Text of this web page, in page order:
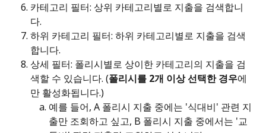
카테고리 필터: 상위 카테고리별로 지출을 검색합니
다.
하위 카테고리 필터: 하위 카테고리별로 지출을 검색
합니다.
상세 필터: 폴리시별로 상이한 카테고리의 지출을 검
색할 수 있습니다. (폴리시를 2개 이상 선택한 경우에
만 활성화됩니다.)
예를 들어, A 폴리시 지출 중에는 '식대비' 관련 지
출만 조회하고 싶고, B 폴리시 지출 중에서는 '교